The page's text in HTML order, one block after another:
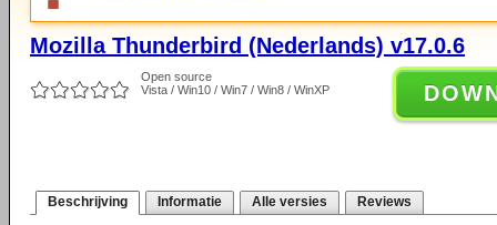
Mozilla Thunderbird (Nederlands) v17.0.6
Open source
Vista / Win10 / Win7 / Win8 / WinXP
Beschrijving Informatie Alle versies Reviews